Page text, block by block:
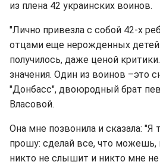
из плена 42 украинских воинов.
"Лично привезла с собой 42-х
отцами еще нерожденных детей.
получилось, даже ценой
значения. Один из воинов –это
"Донбасс", двоюродный брат
Власовой.
Она мне позвонила и сказала: "Я
прошу: сделай все, что можешь,
никто не слышит и никто мне